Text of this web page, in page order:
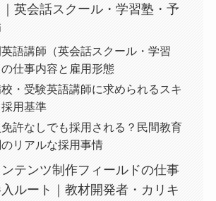
英会話スクール・学習塾・予
語講師（英会話スクール・学習
仕事内容と雇用形態
・受験英語講師に求められるスキ
採用基準
許なしでも採用される？民間教育
リアルな採用事情
テンツ制作フィールドの仕事
ルート｜教材開発者・カリキ